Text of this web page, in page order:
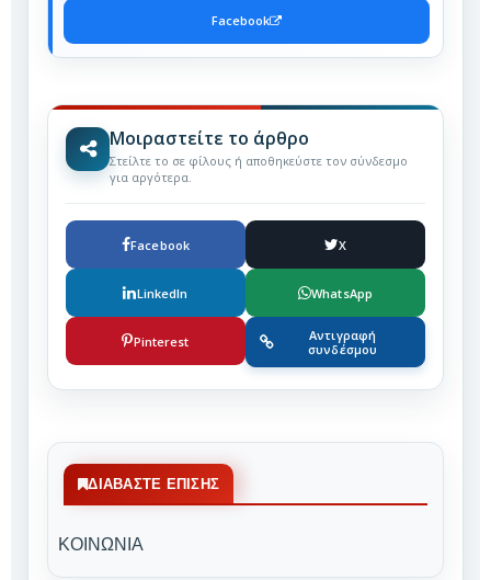
Facebook
Μοιραστείτε το άρθρο
Στείλτε το σε φίλους ή αποθηκεύστε τον σύνδεσμο
για αργότερα.
Facebook X
LinkedIn WhatsApp
Pinterest
Αντιγραφή
συνδέσμου
ΔΙΑΒΆΣΤΕ ΕΠΊΣΗΣ
ΚΟΙΝΩΝΙΑ